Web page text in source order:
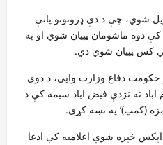
شوي، چې د دې ډرونونو پاتې
کې دوه ماشومان ټپیان شوي او په
کس ټپیان شوي دي.
حکومت دفاع وزارت وايي، د دوی
ته نژدې فیض اباد سیمه کې د
(کمپ)’ په نښه کړی.
اېکس خپره شوې اعلامیه کې ادعا